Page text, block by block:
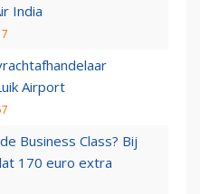
India
Airport
Business Class? Bij
170 euro extra